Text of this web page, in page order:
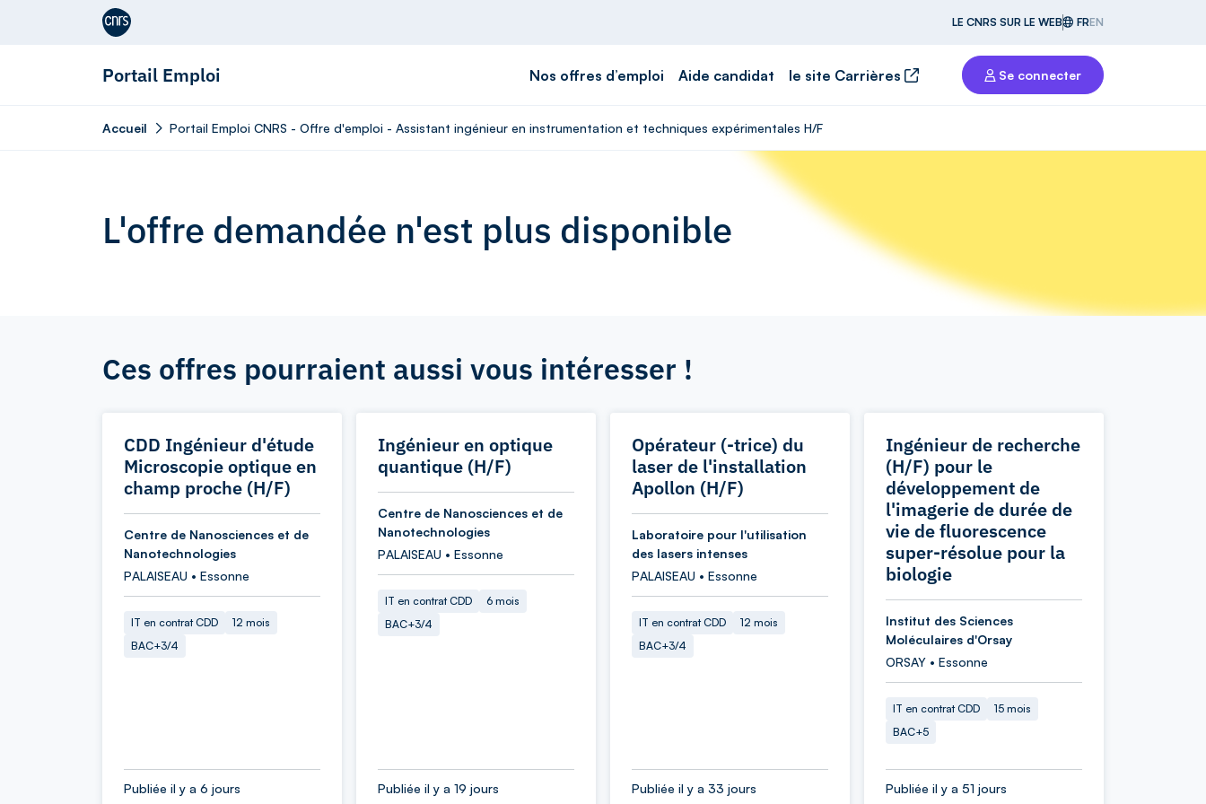
Aller au contenu
LE CNRS SUR LE WEB FREN
Portail Emploi Nos offres d’emploi Aide candidat le site Carrières Se connecter
Accueil Portail Emploi CNRS - Offre d'emploi - Assistant ingénieur en instrumentation et techniques expérimentales H/F
L'offre demandée n'est plus disponible
Ces offres pourraient aussi vous intéresser !
CDD Ingénieur d'étude
Microscopie optique en
champ proche (H/F)
Centre de Nanosciences et de
Nanotechnologies
PALAISEAU • Essonne
IT en contrat CDD
12 mois
BAC+3/4
Publiée il y a 6 jours
Ingénieur en optique
quantique (H/F)
Centre de Nanosciences et de
Nanotechnologies
PALAISEAU • Essonne
IT en contrat CDD
6 mois
BAC+3/4
Publiée il y a 19 jours
Opérateur (-trice) du
laser de l'installation
Apollon (H/F)
Laboratoire pour l'utilisation
des lasers intenses
PALAISEAU • Essonne
IT en contrat CDD
12 mois
BAC+3/4
Publiée il y a 33 jours
Ingénieur de recherche
(H/F) pour le
développement de
l'imagerie de durée de
vie de fluorescence
super-résolue pour la
biologie
Institut des Sciences
Moléculaires d'Orsay
ORSAY • Essonne
IT en contrat CDD
15 mois
BAC+5
Publiée il y a 51 jours